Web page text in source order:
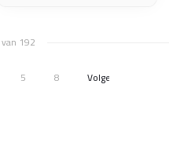
van 192
5 8
Volgende